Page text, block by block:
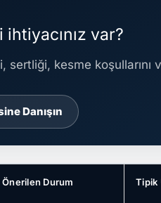
var?
sertliği, kesme
Danışın
Önerilen Durum Tipik